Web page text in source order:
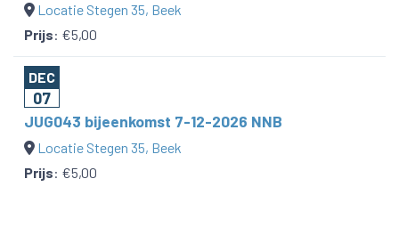
Locatie Stegen 35, Beek
Prijs: €5,00
DEC
07
JUG043 bijeenkomst 7-12-2026 NNB
Locatie Stegen 35, Beek
Prijs: €5,00